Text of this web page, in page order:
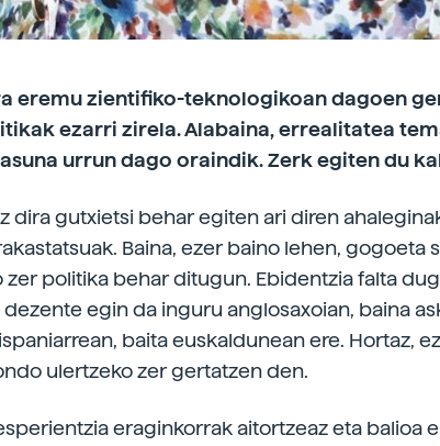
eremu zientifiko-teknologikoan dagoen
ezarri zirela. Alabaina, errealitatea
urrun dago oraindik. Zerk egiten du
dira gutxietsi behar egiten ari diren
Baina, ezer baino lehen, gogoeta
zer politika behar ditugun. Ebidentzia falta
egin da inguru anglosaxoian, baina
baita euskaldunean ere. Hortaz,
ulertzeko zer gertatzen den.
eraginkorrak aitortzeaz eta balioa